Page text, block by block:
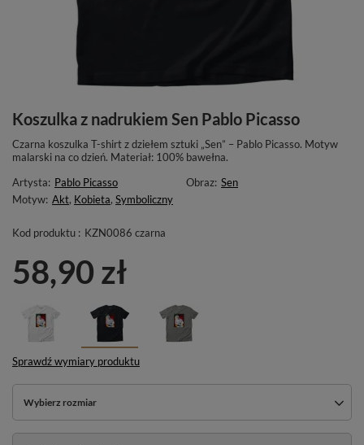
Koszulka z nadrukiem Sen Pablo Picasso
Czarna koszulka T-shirt z dziełem sztuki „Sen” – Pablo Picasso. Motyw
malarski na co dzień. Materiał: 100% bawełna.
Artysta: Pablo Picasso Obraz: Sen
Motyw: Akt, Kobieta, Symboliczny
Kod produktu : KZN0086 czarna
58,90 zł
Sprawdź wymiary produktu
Wybierz rozmiar